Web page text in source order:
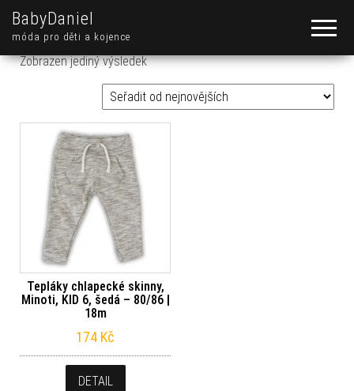
BabyDaniel
móda pro děti a kojence
Zobrazen jediný výsledek
Tepláky chlapecké skinny,
Minoti, KID 6, šedá – 80/86 |
18m
174 Kč
DETAIL